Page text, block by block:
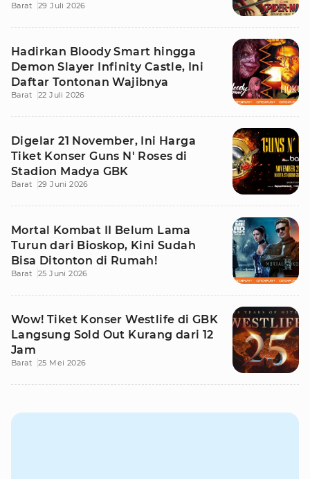
Barat 29 Juli 2026
Hadirkan Bloody Smart hingga
Demon Slayer Infinity Castle, Ini
Daftar Tontonan Wajibnya
Barat 22 Juli 2026
Digelar 21 November, Ini Harga
Tiket Konser Guns N' Roses di
Stadion Madya GBK
Barat 29 Juni 2026
Mortal Kombat II Belum Lama
Turun dari Bioskop, Kini Sudah
Bisa Ditonton di Rumah!
Barat 25 Juni 2026
Wow! Tiket Konser Westlife di GBK
Langsung Sold Out Kurang dari 12
Jam
Barat 25 Mei 2026